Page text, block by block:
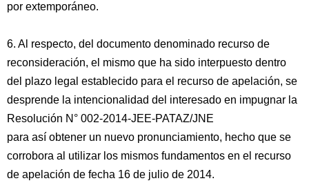
por extemporáneo.
6. Al respecto, del documento denominado recurso de
reconsideración, el mismo que ha sido interpuesto dentro
del plazo legal establecido para el recurso de apelación, se
desprende la intencionalidad del interesado en impugnar la
Resolución N° 002-2014-JEE-PATAZ/JNE
para así obtener un nuevo pronunciamiento, hecho que se
corrobora al utilizar los mismos fundamentos en el recurso
de apelación de fecha 16 de julio de 2014.